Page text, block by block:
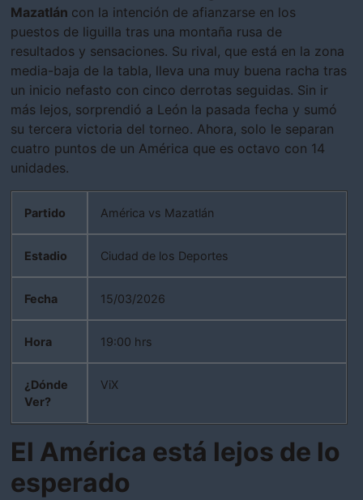
Mazatlán con la intención de afianzarse en los
puestos de liguilla tras una montaña rusa de
resultados y sensaciones. Su rival, que está en la zona
media-baja de la tabla, lleva una muy buena racha tras
un inicio nefasto con cinco derrotas seguidas. Sin ir
más lejos, sorprendió a León la pasada fecha y sumó
su tercera victoria del torneo. Ahora, solo le separan
cuatro puntos de un América que es octavo con 14
unidades.
Partido
Estadio
Fecha
Hora
¿Dónde
Ver?
América vs Mazatlán
Ciudad de los Deportes
15/03/2026
19:00 hrs
ViX
El América está lejos de lo
esperado